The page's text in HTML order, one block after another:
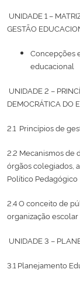
Ministério da Mulher,
Secretaria-Geral
Advocacia-Geral da
Banco Central do Brasil
UNIDADE 1 –
GESTÃO
Concepções
educacional
UNIDADE 2 –
DEMOCRÁTICA DO
2.1 Princípios de
2.2 Mecanismos de
órgãos colegiados,
Político Pedagógico
2.4 O conceito de
organização escolar
UNIDADE 3 –
3.1 Planejamento